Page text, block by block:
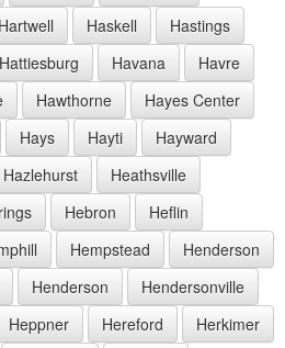
Hartwell Haskell
Hastings
Hattiesburg Havana
Havre
Hawthorne
Hayes Center
Hays Hayti
Hayward
Hazlehurst
Heathsville
Hebron
Heflin
Hempstead
Henderson
Henderson
Hendersonville
Heppner Hereford
Herkimer